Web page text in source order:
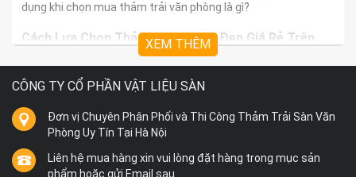
dụng khi chọn mua thảm trải văn phòng là gì?
Cách Lựa Chọn Thảm Văn Phòng Đẹp Giá Rẻ Trên
Văn phòng không chỉ là nơi làm việc, là nơi tiếp đón các vị
khách hàng, nó còn là bộ mặt thương hiệu của cả doanh
nghiệp nữa. Chính vì vậy, một văn phòng sang trọng, có điểm
nhấn và dấu ấn riêng luôn là vấn đề được nhiều người quan
Sử dụng thảm trải sàn đang là xu hướng được nhiều văn
XEM THÊM
CÔNG TY CỔ PHẦN VẬT LIỆU SÀN
Đơn vị Chuyên Phân Phối và Thi Công Thảm Trải Sàn Văn
Phòng Uy Tín Tại Hà Nội
Liên hệ mua hàng xin vui lòng đặt hàng trong mục sản
phẩm hoặc gửi Email sau